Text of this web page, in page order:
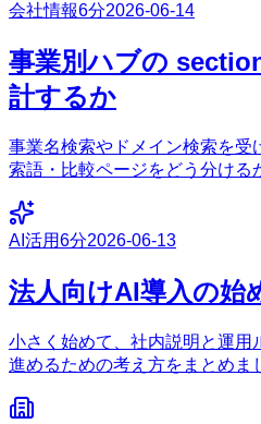
会社情報6分2026-06-14
事業別ハブの
計するか
事業名検索やドメイン検索を受
索語・比較ページをどう分ける
AI活用6分2026-06-13
法人向けAI導入の始
小さく始めて、社内説明と運用
進めるための考え方をまとめま